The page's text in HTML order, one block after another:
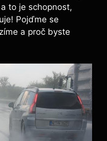
to je schopnost,
Pojďme se
​a proč byste